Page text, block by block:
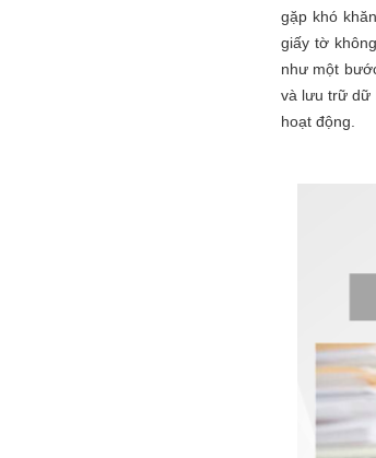
gặp khó
giấy tờ
như một
và lưu trữ dữ
hoạt động.